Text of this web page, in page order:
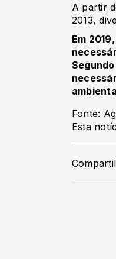
A partir
2013,
Em
Fonte:
Esta